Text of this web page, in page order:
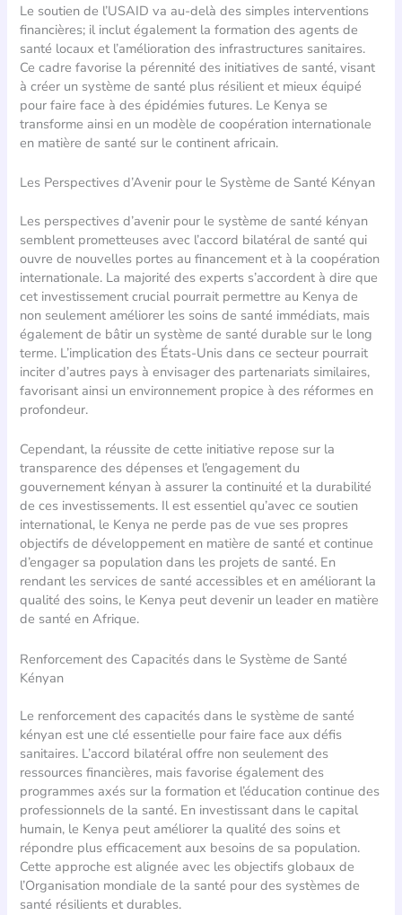
Le soutien de l’USAID va au-delà des simples interventions
financières; il inclut également la formation des agents de
santé locaux et l’amélioration des infrastructures sanitaires.
Ce cadre favorise la pérennité des initiatives de santé, visant
à créer un système de santé plus résilient et mieux équipé
pour faire face à des épidémies futures. Le Kenya se
transforme ainsi en un modèle de coopération internationale
en matière de santé sur le continent africain.
Les Perspectives d’Avenir pour le Système de Santé Kényan
Les perspectives d’avenir pour le système de santé kényan
semblent prometteuses avec l’accord bilatéral de santé qui
ouvre de nouvelles portes au financement et à la coopération
internationale. La majorité des experts s’accordent à dire que
cet investissement crucial pourrait permettre au Kenya de
non seulement améliorer les soins de santé immédiats, mais
également de bâtir un système de santé durable sur le long
terme. L’implication des États-Unis dans ce secteur pourrait
inciter d’autres pays à envisager des partenariats similaires,
favorisant ainsi un environnement propice à des réformes en
profondeur.
Cependant, la réussite de cette initiative repose sur la
transparence des dépenses et l’engagement du
gouvernement kényan à assurer la continuité et la durabilité
de ces investissements. Il est essentiel qu’avec ce soutien
international, le Kenya ne perde pas de vue ses propres
objectifs de développement en matière de santé et continue
d’engager sa population dans les projets de santé. En
rendant les services de santé accessibles et en améliorant la
qualité des soins, le Kenya peut devenir un leader en matière
de santé en Afrique.
Renforcement des Capacités dans le Système de Santé
Kényan
Le renforcement des capacités dans le système de santé
kényan est une clé essentielle pour faire face aux défis
sanitaires. L’accord bilatéral offre non seulement des
ressources financières, mais favorise également des
programmes axés sur la formation et l’éducation continue des
professionnels de la santé. En investissant dans le capital
humain, le Kenya peut améliorer la qualité des soins et
répondre plus efficacement aux besoins de sa population.
Cette approche est alignée avec les objectifs globaux de
l’Organisation mondiale de la santé pour des systèmes de
santé résilients et durables.